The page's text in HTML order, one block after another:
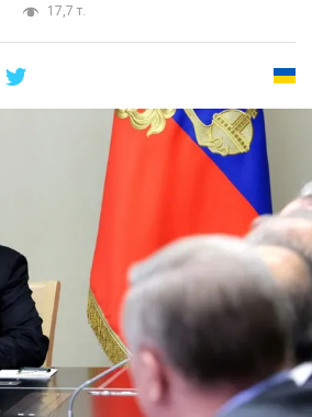
17,7 т.